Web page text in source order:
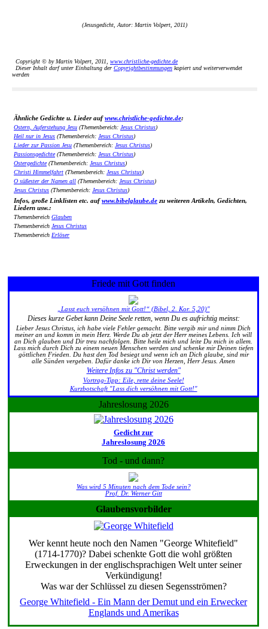
(Jesusgedicht, Autor: Martin Volpert, 2011)
Copyright © by Martin Volpert, 2011, www.christliche-gedichte.de
Dieser Inhalt darf unter Einhaltung der Copyrightbestimmungen kopiert und weiterverwendet
werden
Ähnliche Gedichte u. Lieder aufwww.christliche-gedichte.de:
Ostern, Auferstehung Jesu (Themenbereich: Jesus Christus)
Heil nur in Jesus (Themenbereich: Jesus Christus)
Lieder zur Passion Jesu (Themenbereich: Jesus Christus)
Passionsgedichte(Themenbereich: Jesus Christus)
Ostergedichte(Themenbereich: Jesus Christus)
Christi Himmelfahrt (Themenbereich: Jesus Christus)
O süßester der Namen all (Themenbereich: Jesus Christus)
Jesus Christus (Themenbereich: Jesus Christus)
Infos, große Linklisten etc. aufwww.bibelglaube.de zu weiteren Artikeln, Gedichten,
Liedern usw.:
Themenbereich Glauben
Themenbereich Jesus Christus
Themenbereich Erlöser
Friede mit Gott finden
„Lasst euch versöhnen mit Gott!“ (Bibel, 2. Kor. 5,20)"
Dieses kurze Gebet kann Deine Seele retten, wenn Du es aufrichtig meinst:
Lieber Jesus Christus, ich habe viele Fehler gemacht. Bitte vergib mir und nimm Dich
meiner an und komm in mein Herz. Werde Du ab jetzt der Herr meines Lebens. Ich will
an Dich glauben und Dir treu nachfolgen. Bitte heile mich und leite Du mich in allem.
Lass mich durch Dich zu einem neuen Menschen werden und schenke mir Deinen tiefen
göttlichen Frieden. Du hast den Tod besiegt und wenn ich an Dich glaube, sind mir
alle Sünden vergeben. Dafür danke ich Dir von Herzen, Herr Jesus. Amen
Weitere Infos zu "Christ werden"
Vortrag-Tipp: Eile, rette deine Seele!
Kurzbotschaft "Lass dich versöhnen mit Gott!"
Jahreslosung 2026
Gedicht zur
Jahreslosung 2026
Tod - und dann?
Was wird 5 Minuten nach dem Tode sein?
Prof. Dr. Werner Gitt
Glaubensvorbilder
Wer kennt heute noch den Namen "George Whitefield"
(1714-1770)? Dabei schenkte Gott die wohl größten
Erweckungen in der englischsprachigen Welt unter seiner
Verkündigung!
Was war der Schlüssel zu diesen Segensströmen?
George Whitefield - Ein Mann der Demut und ein Erwecker
Englands und Amerikas